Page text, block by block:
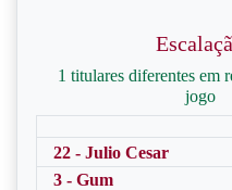
1 titulares diferentes em
jogo
22 - Julio Cesar
3 - Gum